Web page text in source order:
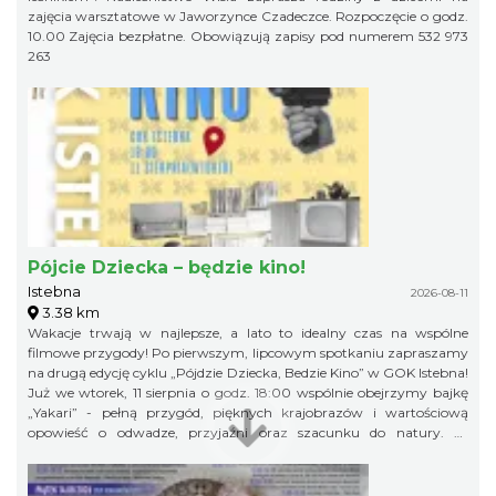
zajęcia warsztatowe w Jaworzynce Czadeczce. Rozpoczęcie o godz.
10.00 Zajęcia bezpłatne. Obowiązują zapisy pod numerem 532 973
263
Pójcie Dziecka – będzie kino!
Istebna 2026-08-11
3.38 km
Wakacje trwają w najlepsze, a lato to idealny czas na wspólne
filmowe przygody! Po pierwszym, lipcowym spotkaniu zapraszamy
na drugą edycję cyklu „Pójdzie Dziecka, Bedzie Kino” w GOK Istebna!
Już we wtorek, 11 sierpnia o godz. 18:00 wspólnie obejrzymy bajkę
„Yakari” - pełną przygód, pięknych krajobrazów i wartościową
opowieść o odwadze, przyjaźni oraz szacunku do natury. To
doskonały pomysł na letni wieczór i świetna okazja, aby spędzić
wakacyjny czas w gronie rówieśników podczas wspólnego seansu.
Zapraszamy na bajkę i... popcorn! Na wszystkich uczestników